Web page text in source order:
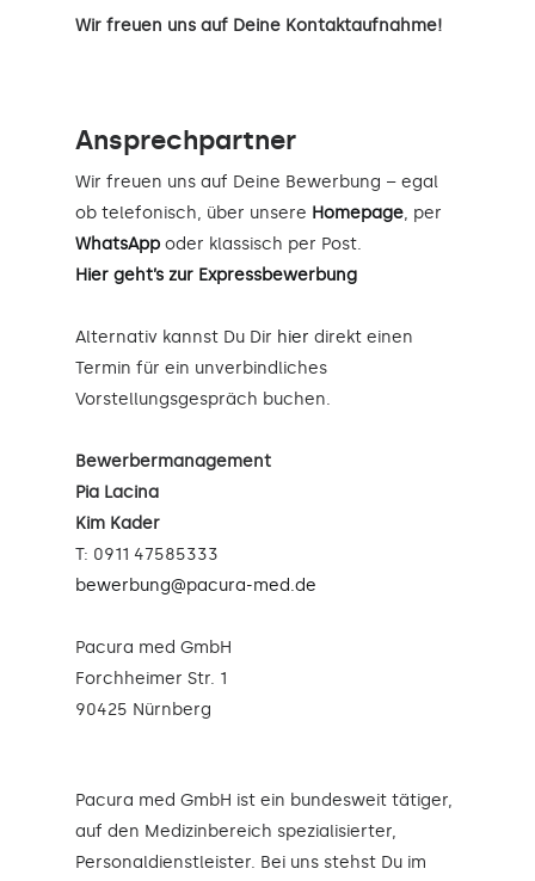
Wir freuen uns auf Deine Kontaktaufnahme!
Ansprechpartner
Wir freuen uns auf Deine Bewerbung – egal
ob telefonisch, über unsere Homepage, per
WhatsApp oder klassisch per Post.
Hier geht’s zur Expressbewerbung
Alternativ kannst Du Dir hier direkt einen
Termin für ein unverbindliches
Vorstellungsgespräch buchen.
Bewerbermanagement
Pia Lacina
Kim Kader
T: 0911 47585333
bewerbung@pacura-med.de
Pacura med GmbH
Forchheimer Str. 1
90425 Nürnberg
Pacura med GmbH ist ein bundesweit tätiger,
auf den Medizinbereich spezialisierter,
Personaldienstleister. Bei uns stehst Du im